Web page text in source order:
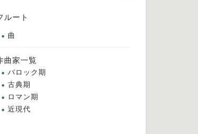
ルート
曲
曲家一覧
バロック期
古典期
ロマン期
近現代